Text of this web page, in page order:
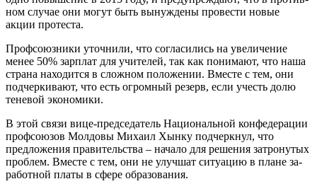
ном случае они могут быть вынуждены провести но­вые
акции протеста.
Профсоюзники уточни­ли, что согласились на уве­личение
менее 50% зарплат для учителей, так как понимают, что наша
страна находится в слож­ном положении. Вместе с тем, они
подчеркивают, что есть огромный резерв, если учесть долю
теневой экономики.
В этой связи вице-председатель На­циональной конфедерации
профсоюзов Молдовы Михаил Хынку подчеркнул, что
предложения правительства – начало для решения затронутых
проблем. Вместе с тем, они не улучшат ситуацию в плане за­
работной платы в сфере образования.